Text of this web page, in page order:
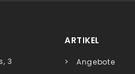
3
ARTIKEL
Angebote